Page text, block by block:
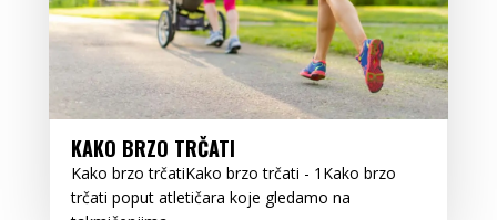
KAKO BRZO TRČATI
Kako brzo trčatiKako brzo trčati - 1Kako brzo
trčati poput atletičara koje gledamo na